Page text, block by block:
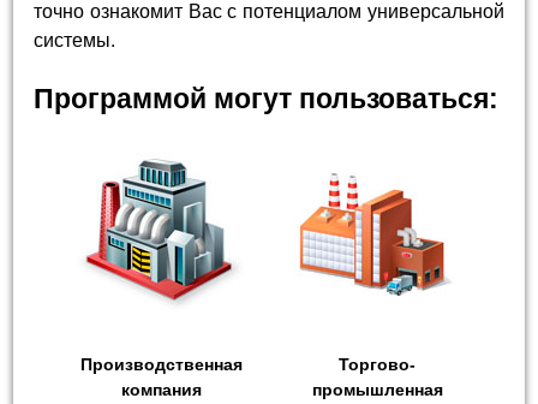
точно ознакомит Вас с потенциалом универсальной
системы.
Программой могут пользоваться:
Производственная
компания
Торгово-
промышленная